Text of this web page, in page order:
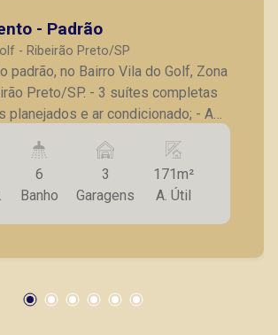
- Padrão
- Ribeirão Preto/SP
padrão, no Bairro Vila do Golf, Zona
- 3 suítes completas
planejados e ar condicionado; - A
conta com 1 closet, 02 banheiros
ar condicionado, painel planejado e
- Escritório; - Lavabo; - Sala para
com painel planejado; - Área
armário planejado, churrasqueira
mesa planejada e fogão; -
garagem com 1 box privativo; -
6
Banho
3
Garagens
171m²
A. Útil